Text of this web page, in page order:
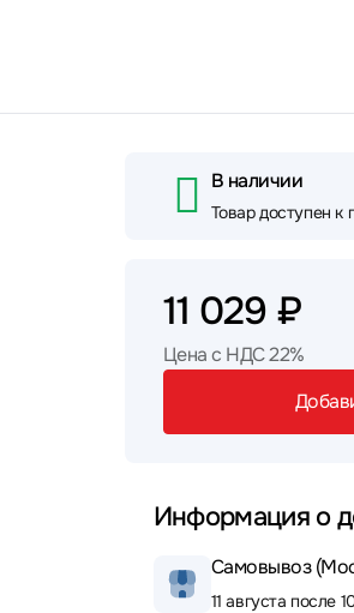
В наличии
Товар доступен к
11 029 ₽
Цена с НДС 22%
Информация о
Самовывоз
11 августа после